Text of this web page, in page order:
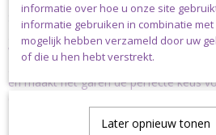
Steeds vaker wordt bij de productie
gemaakt van een volledig biologische
waardoor het gebruikte water op een
gerecycled en hergebruikt. Dit geldt
en maakt het garen de perfecte keus
creatievelingen.
Garenspecificaties
informatie over hoe u onze site
informatie gebruiken in combinatie
mogelijk hebben verzameld door uw
of die u hen hebt verstrekt.
Later opnieuw tonen